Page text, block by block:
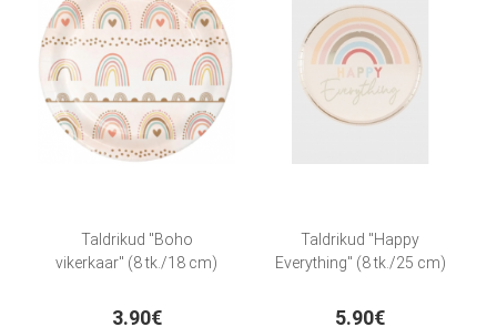
Taldrikud "Boho
vikerkaar" (8 tk./18 cm)
3.90€
Taldrikud "Happy
Everything" (8 tk./25 cm)
5.90€